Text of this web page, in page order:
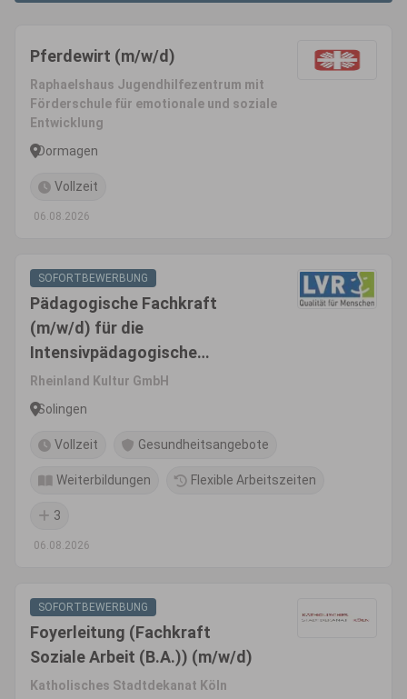
Pferdewirt (m/w/d)
Raphaelshaus Jugendhilfezentrum mit
Förderschule für emotionale und soziale
Entwicklung
Dormagen
Vollzeit
06.08.2026
SOFORTBEWERBUNG
Pädagogische Fachkraft
(m/w/d) für die
Intensivpädagogische
Wohngruppe UMA Protect
Rheinland Kultur GmbH
Solingen
Vollzeit Gesundheitsangebote
Weiterbildungen Flexible Arbeitszeiten
3
06.08.2026
SOFORTBEWERBUNG
Foyerleitung (Fachkraft
Soziale Arbeit (B.A.)) (m/w/d)
Katholisches Stadtdekanat Köln